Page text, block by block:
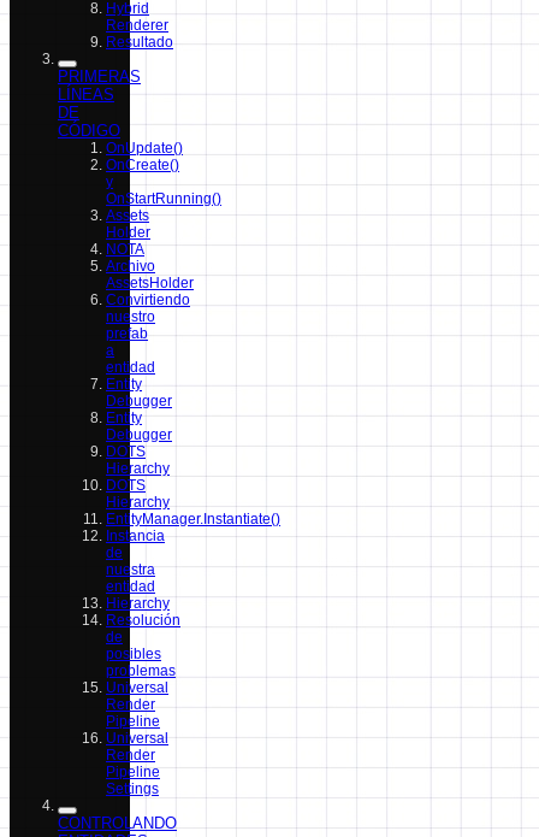
Hybrid
Renderer
Resultado
PRIMERAS
LÍNEAS
DE
CÓDIGO
OnUpdate()
OnCreate()
y
OnStartRunning()
Assets
Holder
NOTA
Archivo
AssetsHolder
Convirtiendo
nuestro
prefab
a
entidad
Entity
Debugger
Entity
Debugger
DOTS
Hierarchy
DOTS
Hierarchy
EntityManager.Instantiate()
Instancia
de
nuestra
entidad
Hierarchy
Resolución
de
posibles
problemas
Universal
Render
Pipeline
Universal
Render
Pipeline
Settings
CONTROLANDO